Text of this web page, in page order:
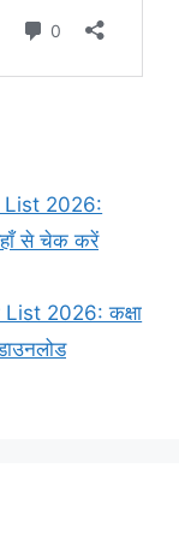
List 2026:
यहाँ से चेक करें
2026: कक्षा